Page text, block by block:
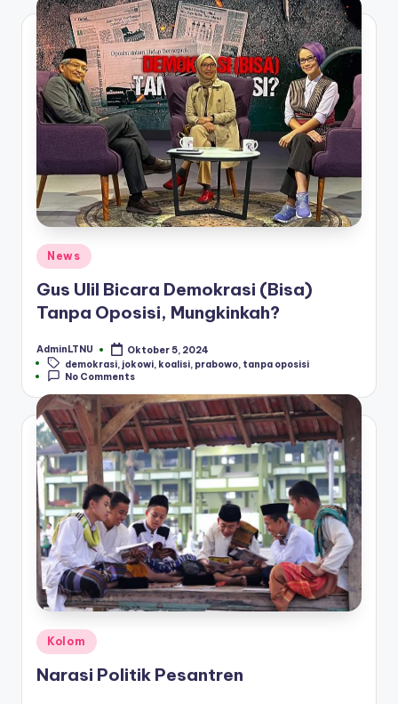
Posted
in
News
Gus Ulil Bicara Demokrasi (Bisa)
Tanpa Oposisi, Mungkinkah?
Posted
by
AdminLTNU
Oktober 5, 2024
Tags:demokrasi jokowi koalisi prabowo tanpa oposisi
No Comments
Posted
in
Kolom
Narasi Politik Pesantren